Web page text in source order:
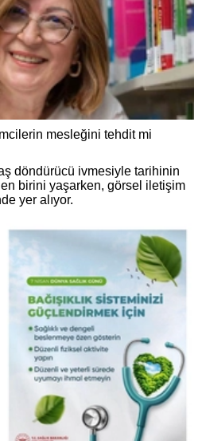
mesleğini tehdit mi
döndürücü ivmesiyle tarihinin
birini yaşarken, görsel iletişim
yer alıyor.